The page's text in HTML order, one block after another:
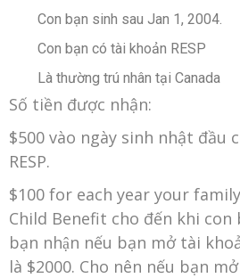
Con bạn sinh sau Jan 1, 2004.
Con bạn có tài khoản RESP
Là thường trú nhân tại Canada
Số tiền được nhận:
$500 vào ngày sinh nhật đầu
RESP.
$100 for each year your
Child Benefit cho đến khi con
bạn nhận nếu bạn mở tài
là $2000. Cho nên nếu bạn